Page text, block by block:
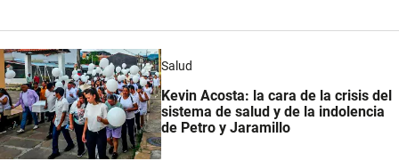
Salud
Kevin Acosta: la cara de la crisis del
sistema de salud y de la indolencia
de Petro y Jaramillo